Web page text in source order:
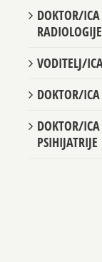
DOKTOR/
VODITELJ/
DOKTOR/
DOKTOR/
PSIHIJATRIJE